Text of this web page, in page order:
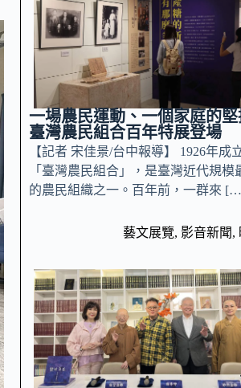
一場農民運動、一個家庭的
臺灣農民組合百年特展登場
【記者 宋佳景/台中報導】 1926年成
「臺灣農民組合」，是臺灣近代規模
的農民組織之一。百年前，一群來
藝文展覽, 影音新聞,